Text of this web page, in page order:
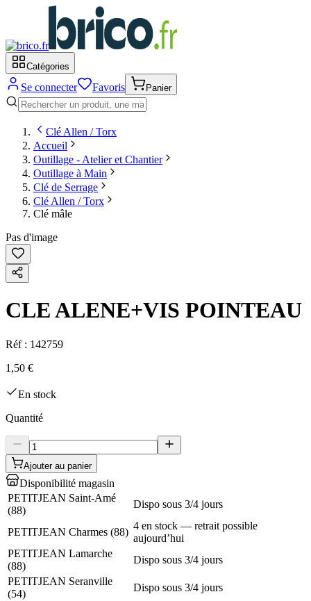
Catégories
Se connecter Favoris Panier
Clé Allen / Torx
Accueil
Outillage - Atelier et Chantier
Outillage à Main
Clé de Serrage
Clé Allen / Torx
Clé mâle
Pas d'image
CLE ALENE+VIS POINTEAU
Réf : 142759
1,50 €
En stock
Quantité
Ajouter au panier
Disponibilité magasin
PETITJEAN Saint-Amé
(88)
Dispo sous 3/4 jours
PETITJEAN Charmes (88)
4 en stock — retrait possible
aujourd’hui
PETITJEAN Lamarche
(88)
Dispo sous 3/4 jours
PETITJEAN Seranville
(54)
Dispo sous 3/4 jours